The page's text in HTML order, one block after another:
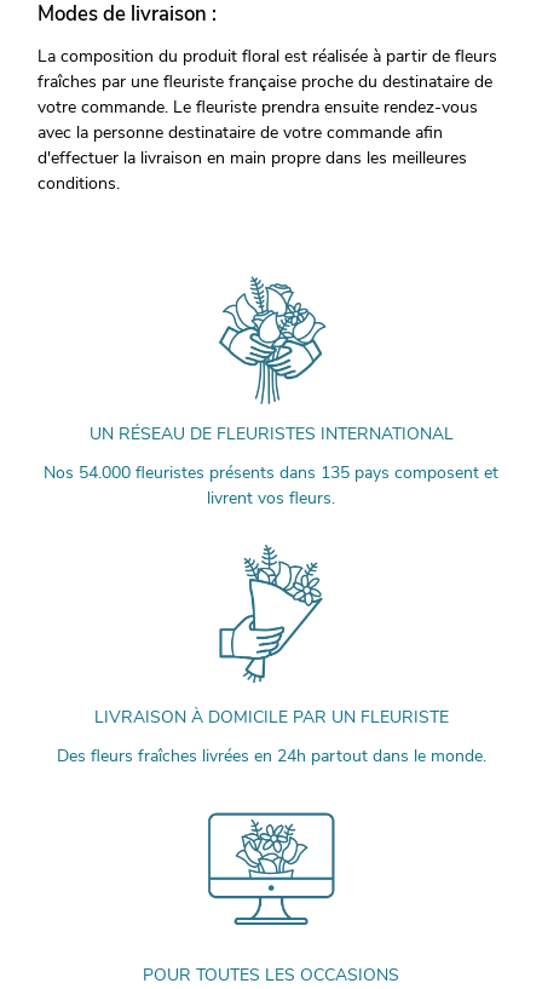
Modes de livraison :
La composition du produit floral est réalisée à partir de fleurs
fraîches par une fleuriste française proche du destinataire de
votre commande. Le fleuriste prendra ensuite rendez-vous
avec la personne destinataire de votre commande afin
d'effectuer la livraison en main propre dans les meilleures
conditions.
UN RÉSEAU DE FLEURISTES INTERNATIONAL
Nos 54.000 fleuristes présents dans 135 pays composent et
livrent vos fleurs.
LIVRAISON À DOMICILE PAR UN FLEURISTE
Des fleurs fraîches livrées en 24h partout dans le monde.
POUR TOUTES LES OCCASIONS